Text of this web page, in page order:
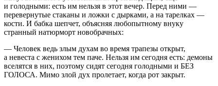
и голодными: есть им нельзя в этот вечер. Перед ними —
перевернутые стаканы и ложки с дырками, а на тарелках —
кости. И бабка шепчет, объясняя любопытному внуку
странный натюрморт новобрачных:
— Человек ведь злым духам во время трапезы открыт,
а невеста с женихом тем паче. Нельзя им сегодня есть: демоны
вселятся в них, поэтому сидят сегодня голодными и БЕЗ
ГОЛОСА. Мимо злой дух пролетает, когда рот закрыт.